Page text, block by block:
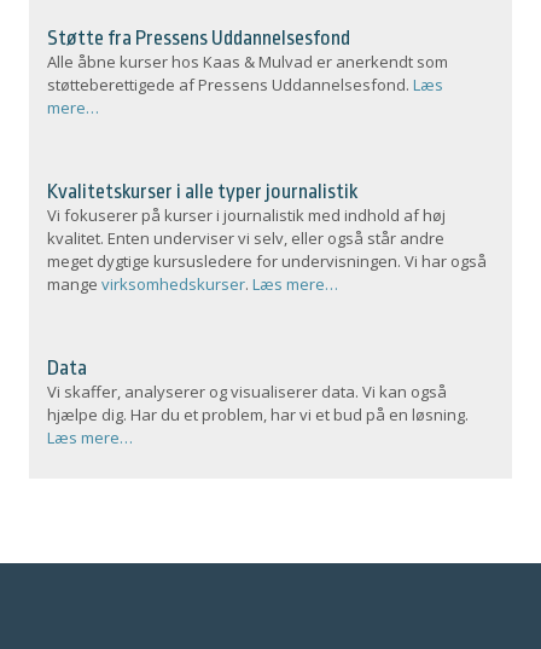
Støtte fra Pressens Uddannelsesfond
Alle åbne kurser hos Kaas & Mulvad er anerkendt som
støtteberettigede af Pressens Uddannelsesfond.Læs
mere…
Kvalitetskurser i alle typer journalistik
Vi fokuserer på kurser i journalistik med indhold af høj
kvalitet. Enten underviser vi selv, eller også står andre
meget dygtige kursusledere for undervisningen. Vi har også
mangevirksomhedskurser.Læs mere…
Data
Vi skaffer, analyserer og visualiserer data. Vi kan også
hjælpe dig. Har du et problem, har vi et bud på en løsning.
Læs mere…